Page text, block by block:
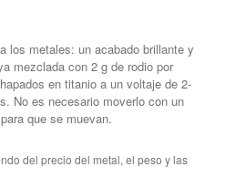
los metales: un acabado brillante y
mezclada con 2 g de rodio por
en titanio a un voltaje de 2-
No es necesario moverlo con un
que se muevan.
del precio del metal, el peso y las